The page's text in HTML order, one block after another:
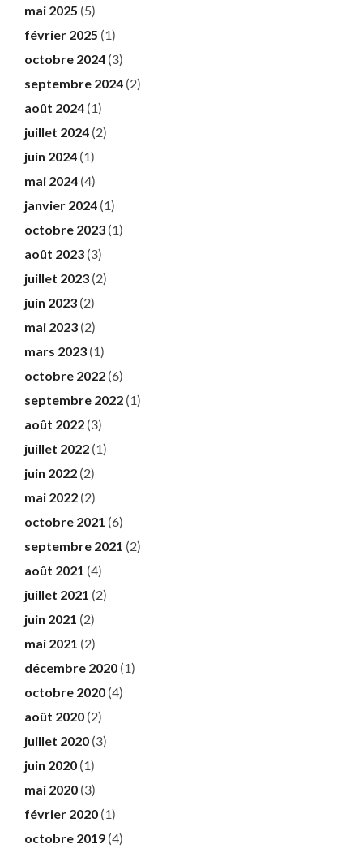
mai 2025 (5)
février 2025 (1)
octobre 2024 (3)
septembre 2024 (2)
août 2024 (1)
juillet 2024 (2)
juin 2024 (1)
mai 2024 (4)
janvier 2024 (1)
octobre 2023 (1)
août 2023 (3)
juillet 2023 (2)
juin 2023 (2)
mai 2023 (2)
mars 2023 (1)
octobre 2022 (6)
septembre 2022 (1)
août 2022 (3)
juillet 2022 (1)
juin 2022 (2)
mai 2022 (2)
octobre 2021 (6)
septembre 2021 (2)
août 2021 (4)
juillet 2021 (2)
juin 2021 (2)
mai 2021 (2)
décembre 2020 (1)
octobre 2020 (4)
août 2020 (2)
juillet 2020 (3)
juin 2020 (1)
mai 2020 (3)
février 2020 (1)
octobre 2019 (4)